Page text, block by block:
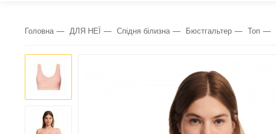
Головна ДЛЯ НЕЇ Спідня білизна Бюстгальтер Топ